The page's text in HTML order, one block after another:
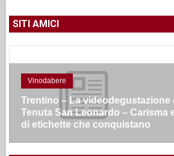
SITI AMICI
Vinodabere
Trentino – La videodegustazione
Tenuta San Leonardo – Carisma
di etichette che conquistano